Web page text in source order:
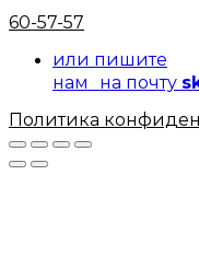
60-57-57
или пишите
нам на почту
Политика